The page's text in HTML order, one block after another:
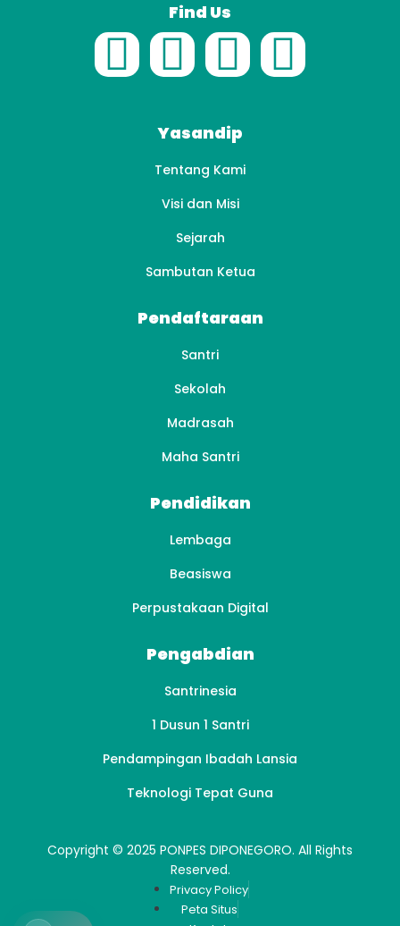
Find Us
Yasandip
Tentang Kami
Visi dan Misi
Sejarah
Sambutan Ketua
Pendaftaraan
Santri
Sekolah
Madrasah
Maha Santri
Pendidikan
Lembaga
Beasiswa
Perpustakaan Digital
Pengabdian
Santrinesia
1 Dusun 1 Santri
Pendampingan Ibadah Lansia
Teknologi Tepat Guna
Copyright © 2025 PONPES DIPONEGORO. All Rights
Reserved.
Privacy Policy
Peta Situs